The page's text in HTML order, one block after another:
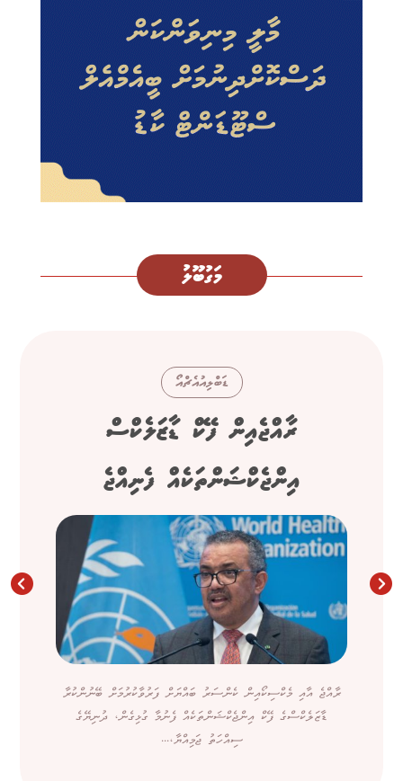
މަގުބޫލު
ޑަބްލިއުއެޗްއޯ
ރާއްޖެއިން ފޭކް ޑާޒަލެކްސް
އިންޖެކްޝަންތަކެއް ފެނިއްޖެ
ރާއްޖެ އާއި މެކްސިކޯއިން ކެންސަރު ބައްޔަށް ފަރުވާކުރުމަށް ބޭނުންކުރާ
ޑާޒަލެކްސްގެ ފޭކް އިންޖެކްޝަންތަކެއް ފެނުމާ ގުޅިގެން، ދުނިޔޭގެ
ސިއްހަތު ޖަމިއްޔާ،...